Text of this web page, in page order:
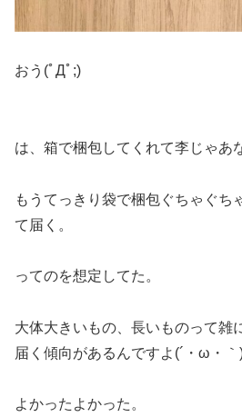
おう(ﾟДﾟ;)
は、箱で梱包してくれて李じゃあ
もうてっきり袋で梱包ぐちゃぐち
て届く。
ってのを想定してた。
大体大きいもの、長いものって雑
届く傾向があるんですよ(´・ω・｀
よかったよかった。